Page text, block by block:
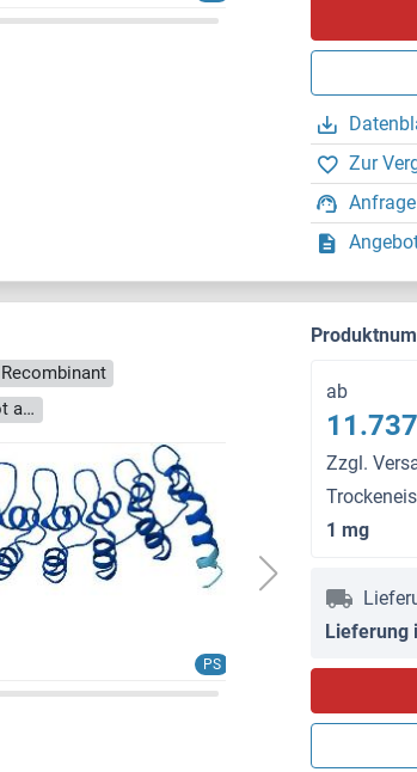
Zur
Recombinant
> 90 % as determined by Bis-Tris PAGE, anti-tag ELISA, Western Blot and analytical SEC (HPLC)
PS
ab
Zzgl.
1 mg
Lieferung